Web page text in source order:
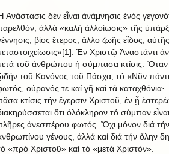
Ἀνάστασις δέν εἶναι ἀνάμνησις ἑνός
ἀλλά «καλή ἀλλοίωσις» τῆς
βίος ἕτερος, ἄλλο ζωῆς εἶδος,
Ἐν Χριστῷ Ἀναστάντι
τοῦ ἀνθρώπου ἡ σύμπασα κτίσις. Ὅταν
τοῦ Κανόνος τοῦ Πάσχα, τό «Νῦν
οὐρανός τε καί γῆ καί τά καταχθόνια·
κτίσις τήν ἔγερσιν Χριστοῦ, ἐν ᾗ
ὅτι ὁλόκληρον τό σύμπαν
ἀνεσπέρου φωτός. Ὄχι μόνον διά τήν
γένους, ἀλλά καί διά τήν ὅλην
«πρό Χριστοῦ» καί τό «μετά Χριστόν».